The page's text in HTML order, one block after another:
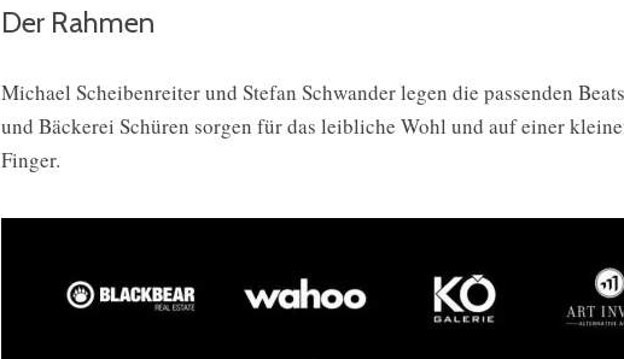
Der Rahmen
Michael Scheibenreiter und Stefan Schwander legen die passenden
und Bäckerei Schüren sorgen für das leibliche Wohl und auf einer
Finger.